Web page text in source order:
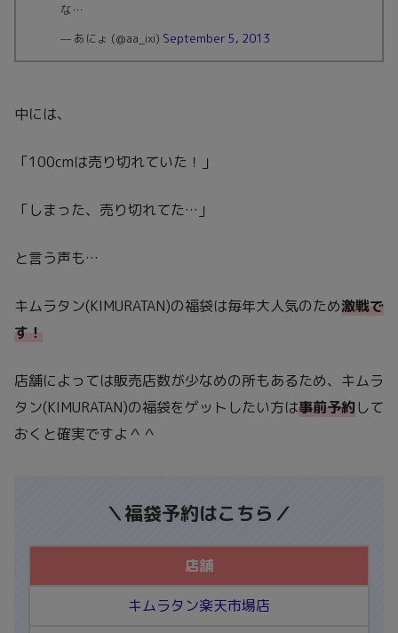
な…
— あにょ (@aa_ixi) September 5, 2013
中には、
「100cmは売り切れていた！」
「しまった、売り切れてた…」
と言う声も…
キムラタン(KIMURATAN)の福袋は毎年大人気のため激戦で
す！
店舗によっては販売店数が少なめの所もあるため、キムラ
タン(KIMURATAN)の福袋をゲットしたい方は事前予約して
おくと確実ですよ＾＾
＼福袋予約はこちら／
店舗
キムラタン楽天市場店